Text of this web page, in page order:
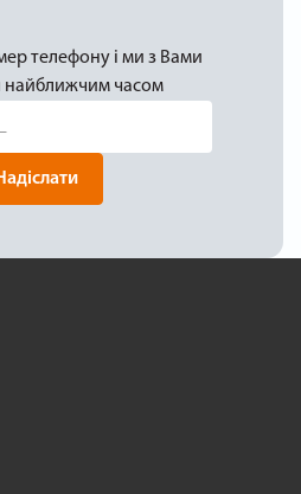
телефону і ми з Вами
найближчим часом